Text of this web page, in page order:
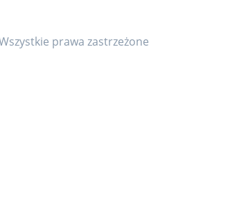
prawa zastrzeżone